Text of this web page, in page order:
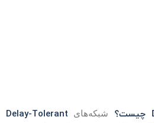
شبکه‌هایDelay-Tolerant